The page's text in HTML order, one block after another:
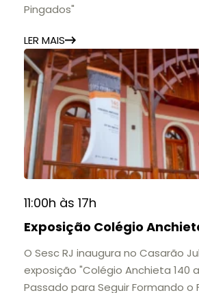
Pingados"
LER MAIS
11:00h às 17h
Exposição Colégio
O Sesc RJ inaugura no Casarão
exposição "Colégio Anchieta 140
Passado para Seguir Formando o